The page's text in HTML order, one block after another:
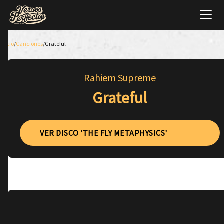
Inicio/Canciones/Grateful
Rahiem Supreme
Grateful
VER DISCO 'THE FLY METAPHYSICS'